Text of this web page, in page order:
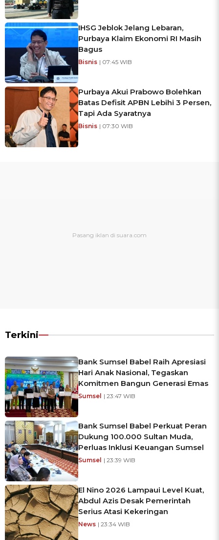
IHSG Jeblok Jelang Lebaran,
Purbaya Klaim Ekonomi RI Masih
Bagus
Bisnis | 07:45 WIB
Purbaya Akui Prabowo Bolehkan
Batas Defisit APBN Lebihi 3 Persen,
Tapi Ada Syaratnya
Bisnis | 07:30 WIB
Terkini
Bank Sumsel Babel Raih Apresiasi
Hari Anak Nasional, Tegaskan
Komitmen Bangun Generasi Emas
Sumsel | 23:47 WIB
Bank Sumsel Babel Perkuat Peran
Dukung 100.000 Sultan Muda,
Perluas Inklusi Keuangan Sumsel
Sumsel | 23:39 WIB
El Nino 2026 Lampaui Level Kuat,
Abdul Azis Desak Pemerintah
Serius Atasi Kekeringan
News | 23:34 WIB